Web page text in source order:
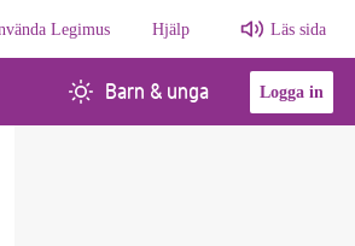
Legimus Hjälp Läs sida
Barn & unga Logga in